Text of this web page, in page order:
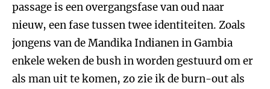
passage is een overgangsfase van oud naar
nieuw, een fase tussen twee identiteiten. Zoals
jongens van de Mandika Indianen in Gambia
enkele weken de bush in worden gestuurd om er
als man uit te komen, zo zie ik de burn-out als